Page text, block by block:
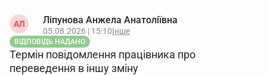
АЛ Ліпунова Анжела Анатоліївна
05.08.2026 | 15:10Інше
ВІДПОВІДЬ НАДАНО
Термін повідомлення працівника про
переведення в іншу зміну